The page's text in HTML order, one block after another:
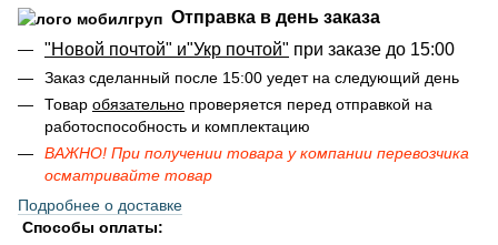
Отправка в день заказа
"Новой почтой" и"Укр почтой" при заказе до 15:00
Заказ сделанный после 15:00 уедет на следующий день
Товар обязательно проверяется перед отправкой на
работоспособность и комплектацию
ВАЖНО! При получении товара у компании перевозчика
осматривайте товар
Подробнее о доставке
Способы оплаты: